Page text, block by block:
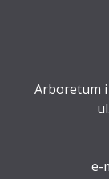
Arboretum i
e-